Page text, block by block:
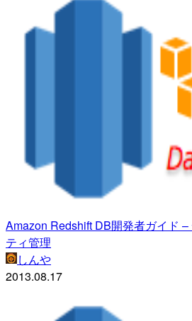
Amazon Redshift DB開発者ガイド –
ティ管理
しんや
2013.08.17